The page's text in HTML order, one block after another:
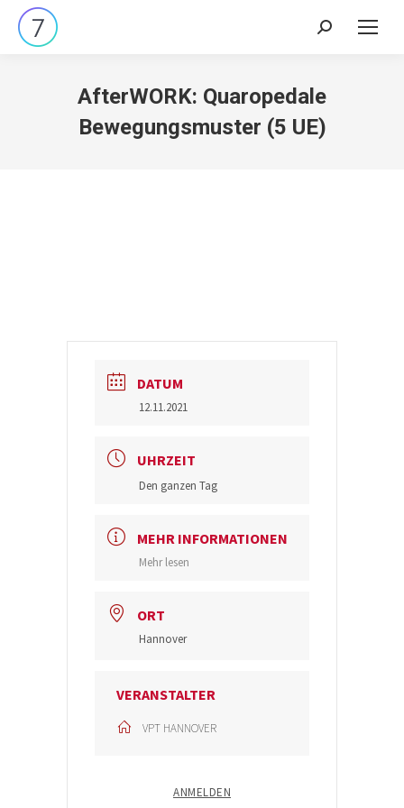
Search:
AfterWORK: Quaropedale
Bewegungsmuster (5 UE)
DATUM
12.11.2021
UHRZEIT
Den ganzen Tag
MEHR INFORMATIONEN
Mehr lesen
ORT
Hannover
VERANSTALTER
VPT HANNOVER
ANMELDEN